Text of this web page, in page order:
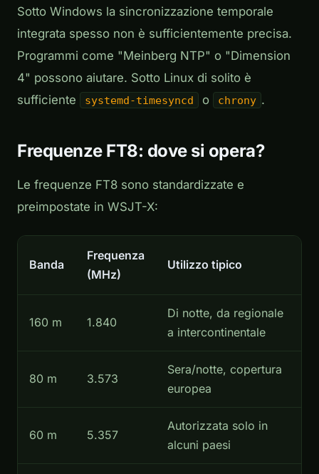
Sotto Windows la sincronizzazione temporale
integrata spesso non è sufficientemente precisa.
Programmi come "Meinberg NTP" o "Dimension
4" possono aiutare. Sotto Linux di solito è
sufficiente
systemd-timesyncd o chrony .
Frequenze FT8: dove si opera?
Le frequenze FT8 sono standardizzate e
preimpostate in WSJT-X:
Banda
Frequenza
(MHz)
Utilizzo tipico
160 m 1.840
Di notte, da regionale
a intercontinentale
80 m 3.573
Sera/notte, copertura
europea
60 m 5.357
Autorizzata solo in
alcuni paesi